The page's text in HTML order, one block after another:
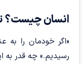
انسان چیست؟
«اگر خودمان را
رسیدیم.» چه‌ قدر به